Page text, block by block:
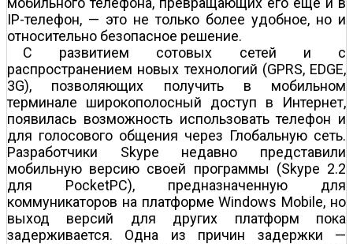
IP-телефон, — это не только более удобное, но и
относительно безопасное решение.
С развитием сотовых сетей и с
распространением новых технологий (GPRS, EDGE,
3G), позволяющих получить в мобильном
терминале широкополосный доступ в Интернет,
появилась возможность использовать телефон и
для голосового общения через Глобальную сеть.
Разработчики Skype недавно представили
мобильную версию своей программы (Skype 2.2
для PocketPC), предназначенную для
коммуникаторов на платформе Windows Mobile, но
выход версий для других платформ пока
задерживается. Одна из причин задержки —